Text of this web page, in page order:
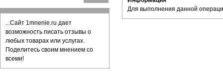
...Сайт 1mnenie.ru дает
возможность писать отзывы о
любых товарах или услугах.
Поделитесь своим мнением со
всеми!
Для выполнения данной